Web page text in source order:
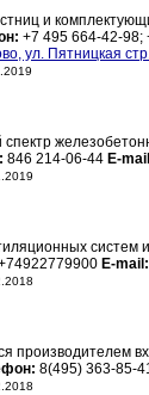
и
+7 495 664-42-98;
ул. Пятницкая
846 214-06-44 E-
систем
E-mail:
производителем
8(495) 363-85-